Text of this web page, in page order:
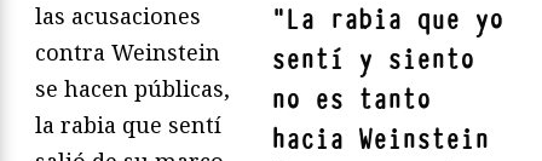
"La rabia que yo
sentí y siento
no es tanto
hacia Weinstein
las acusaciones
contra Weinstein
se hacen públicas,
la rabia que sentí